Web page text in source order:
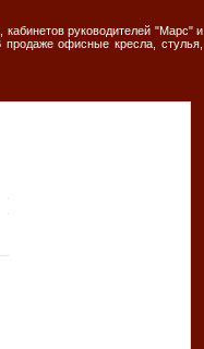
руководителей "Марс" и
офисные кресла, стулья,